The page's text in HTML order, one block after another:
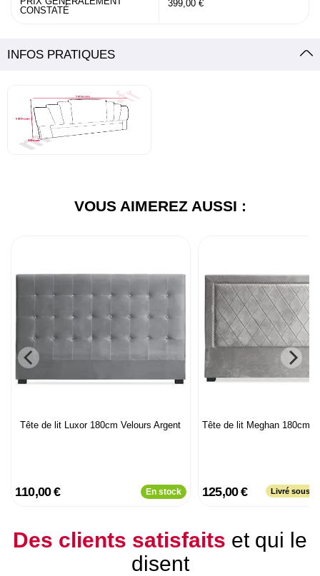
CONSTATÉ
399,00 €
INFOS PRATIQUES
VOUS AIMEREZ AUSSI :
Tête de lit Luxor 180cm Velours Argent
110,00 € En stock
Tête de lit Meghan 180cm
125,00 € Livré sous
Des clients satisfaits et qui le
disent